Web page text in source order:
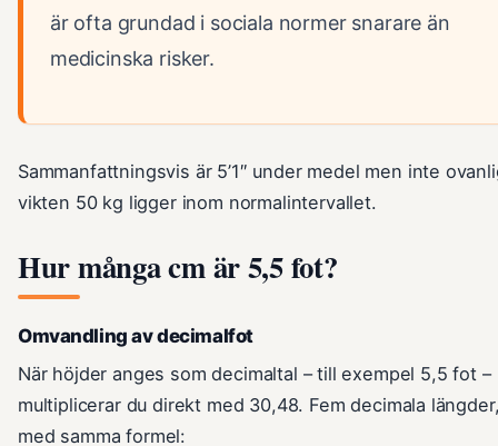
är ofta grundad i sociala normer snarare än
medicinska risker.
Sammanfattningsvis är 5’1″ under medel men inte
vikten 50 kg ligger inom normalintervallet.
Hur många cm är 5,5 fot?
Omvandling av decimalfot
När höjder anges som decimaltal – till exempel 5,5 fot –
multiplicerar du direkt med 30,48. Fem decimala
med samma formel: